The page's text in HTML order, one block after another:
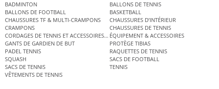
BADMINTON
BALLONS DE TENNIS
BALLONS DE FOOTBALL
BASKETBALL
CHAUSSURES TF & MULTI-CRAMPONS
CHAUSSURES D’INTÉRIEUR
CRAMPONS
CHAUSSURES DE TENNIS
CORDAGES DE TENNIS ET ACCESSOIRES DE TENNISÉQUIPEMENT & ACCESSOIRES
GANTS DE GARDIEN DE BUT
PROTÈGE TIBIAS
PADEL TENNIS
RAQUETTES DE TENNIS
SQUASH
SACS DE FOOTBALL
SACS DE TENNIS
TENNIS
VÊTEMENTS DE TENNIS